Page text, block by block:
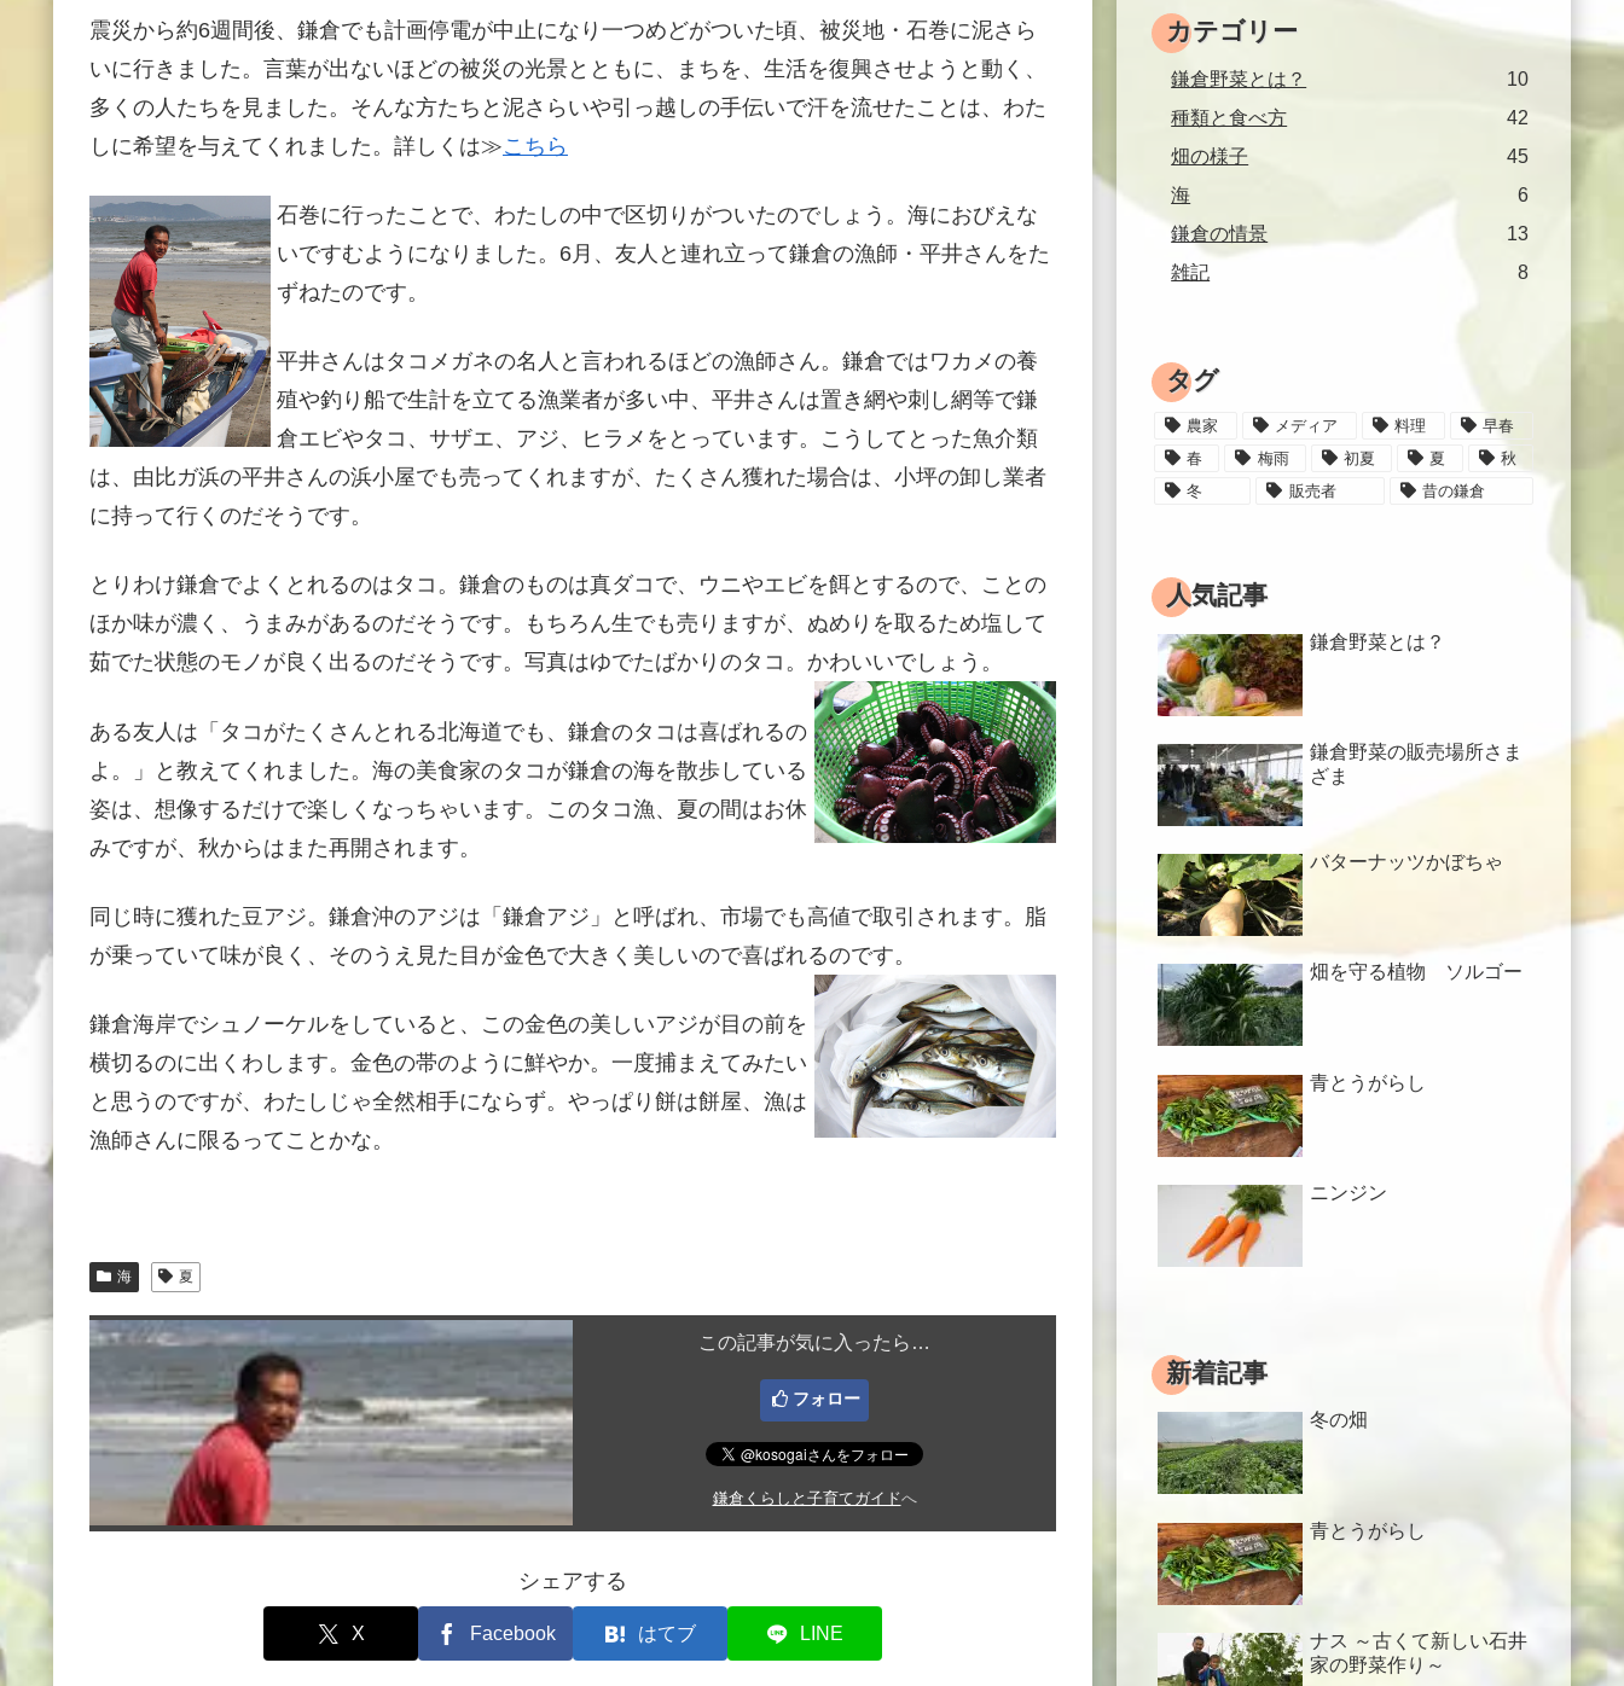
震災から約6週間後、鎌倉でも計画停電が中止になり一つめどがついた頃、被災地・石巻に泥さら
いに行きました。言葉が出ないほどの被災の光景とともに、まちを、生活を復興させようと動く、
多くの人たちを見ました。そんな方たちと泥さらいや引っ越しの手伝いで汗を流せたことは、わた
しに希望を与えてくれました。詳しくは≫こちら
石巻に行ったことで、わたしの中で区切りがついたのでしょう。海におびえな
いですむようになりました。6月、友人と連れ立って鎌倉の漁師・平井さんをた
ずねたのです。
平井さんはタコメガネの名人と言われるほどの漁師さん。鎌倉ではワカメの養
殖や釣り船で生計を立てる漁業者が多い中、平井さんは置き網や刺し網等で鎌
倉エビやタコ、サザエ、アジ、ヒラメをとっています。こうしてとった魚介類
は、由比ガ浜の平井さんの浜小屋でも売ってくれますが、たくさん獲れた場合は、小坪の卸し業者
に持って行くのだそうです。
とりわけ鎌倉でよくとれるのはタコ。鎌倉のものは真ダコで、ウニやエビを餌とするので、ことの
ほか味が濃く、うまみがあるのだそうです。もちろん生でも売りますが、ぬめりを取るため塩して
茹でた状態のモノが良く出るのだそうです。写真はゆでたばかりのタコ。かわいいでしょう。
ある友人は「タコがたくさんとれる北海道でも、鎌倉のタコは喜ばれるの
よ。」と教えてくれました。海の美食家のタコが鎌倉の海を散歩している
姿は、想像するだけで楽しくなっちゃいます。このタコ漁、夏の間はお休
みですが、秋からはまた再開されます。
同じ時に獲れた豆アジ。鎌倉沖のアジは「鎌倉アジ」と呼ばれ、市場でも高値で取引されます。脂
が乗っていて味が良く、そのうえ見た目が金色で大きく美しいので喜ばれるのです。
鎌倉海岸でシュノーケルをしていると、この金色の美しいアジが目の前を
横切るのに出くわします。金色の帯のように鮮やか。一度捕まえてみたい
と思うのですが、わたしじゃ全然相手にならず。やっぱり餅は餅屋、漁は
漁師さんに限るってことかな。
海 夏
この記事が気に入ったら…
フォロー
鎌倉くらしと子育てガイドへ
シェアする
X Facebook はてブ LINE
カテゴリー
鎌倉野菜とは？
10
種類と食べ方
42
畑の様子
45
海
6
鎌倉の情景
13
雑記
8
タグ
料理
冬
初夏 夏
秋
販売者
春
農家
梅雨
早春
メディア
昔の鎌倉
人気記事
鎌倉野菜とは？
鎌倉野菜の販売場所さま
ざま
バターナッツかぼちゃ
畑を守る植物 ソルゴー
青とうがらし
ニンジン
新着記事
冬の畑
青とうがらし
ナス ～古くて新しい石井
家の野菜作り～